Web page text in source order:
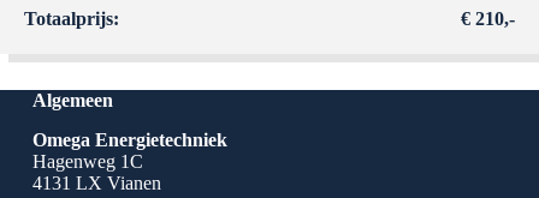
Totaalprijs: € 210,-
Algemeen
Omega Energietechniek
Hagenweg 1C
4131 LX Vianen